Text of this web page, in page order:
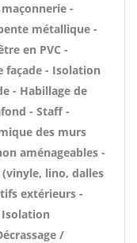
-
métallique -
en PVC -
façade - Isolation
- Habillage de
- Staff -
des murs
aménageables -
lino, dalles
extérieurs -
/